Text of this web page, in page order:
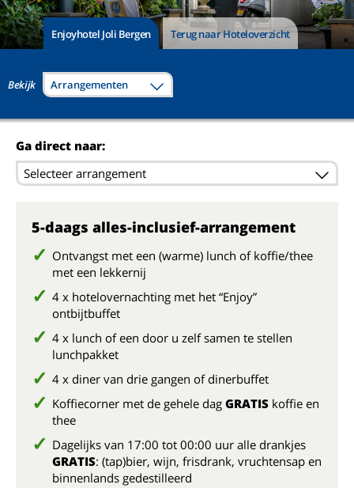
Enjoyhotel Joli Bergen Terug naar Hoteloverzicht
Bekijk Arrangementen
Ga direct naar:
Selecteer arrangement
5-daags alles-inclusief-arrangement
Ontvangst met een (warme) lunch of koffie/thee
met een lekkernij
4 x hotelovernachting met het “Enjoy”
ontbijtbuffet
4 x lunch of een door u zelf samen te stellen
lunchpakket
4 x diner van drie gangen of dinerbuffet
Koffiecorner met de gehele dag GRATIS koffie en
thee
Dagelijks van 17:00 tot 00:00 uur alle drankjes
GRATIS: (tap)bier, wijn, frisdrank, vruchtensap en
binnenlands gedestilleerd